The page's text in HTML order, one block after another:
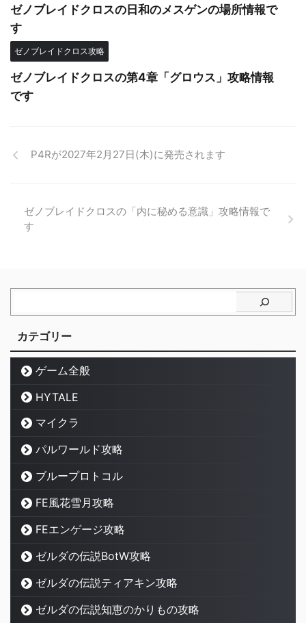
ゼノブレイドクロスの日和のメスゲンの場所情報で
す
ゼノブレイドクロス攻略
ゼノブレイドクロスの第4章「グロウス」攻略情報
です
P4Rが2027年2月27日(木)に発売されます
ゼノブレイドクロスの「内に秘める意識」攻略情報で
す
カテゴリー
ゲーム全般
HYTALE
マイクラ
パルワールド攻略
ブループロトコル
FE風花雪月攻略
FEエンゲージ攻略
ゼルダの伝説BotW攻略
ゼルダの伝説ティアキン攻略
ゼルダの伝説知恵のかりもの攻略